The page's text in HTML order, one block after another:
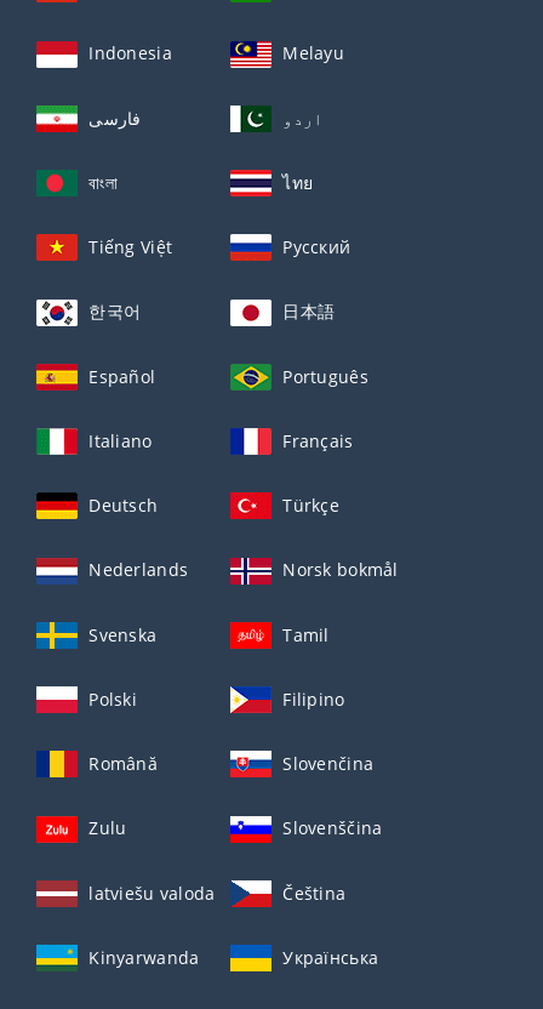
Indonesia Melayu
فارسی اردو
বাংলা ไทย
Tiếng Việt Русский
한국어 日本語
Español Português
Italiano Français
Deutsch Türkçe
Nederlands Norsk bokmål
Svenska Tamil
Polski Filipino
Română Slovenčina
Zulu Slovenščina
latviešu valoda Čeština
Kinyarwanda Українська